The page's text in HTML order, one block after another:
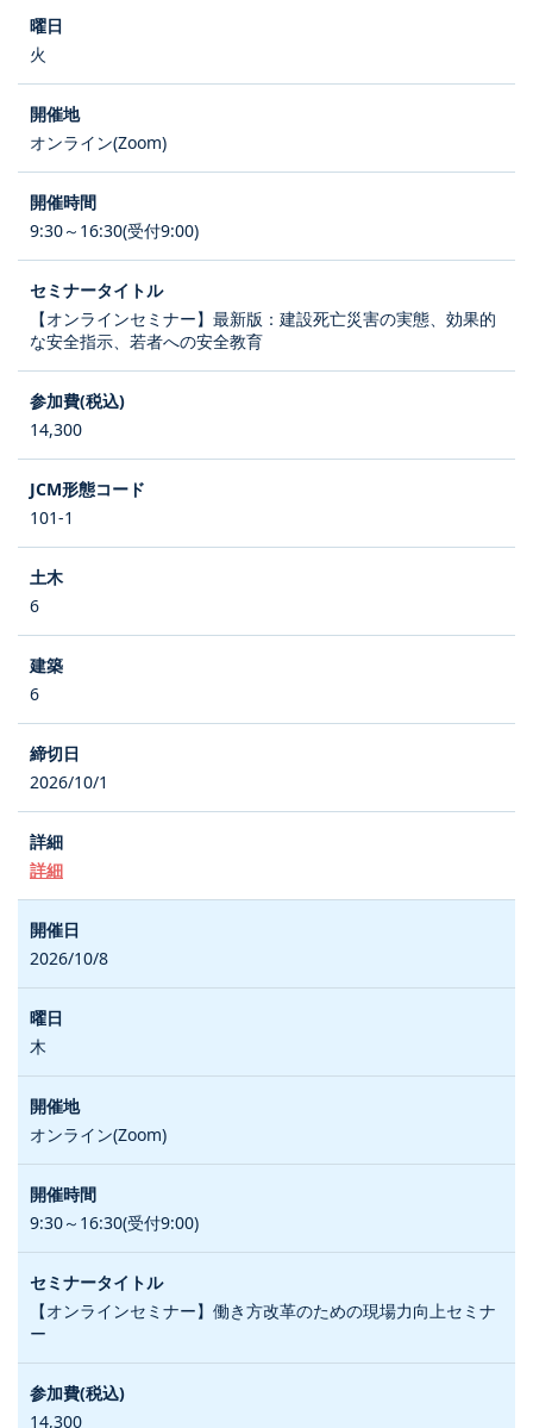
火
オンライン(Zoom)
9:30～16:30(受付9:00)
【オンラインセミナー】最新版：建設死亡災害の実態、効果的
な安全指示、若者への安全教育
14,300
101-1
6
6
2026/10/1
詳細
2026/10/8
木
オンライン(Zoom)
9:30～16:30(受付9:00)
【オンラインセミナー】働き方改革のための現場力向上セミナ
ー
14,300